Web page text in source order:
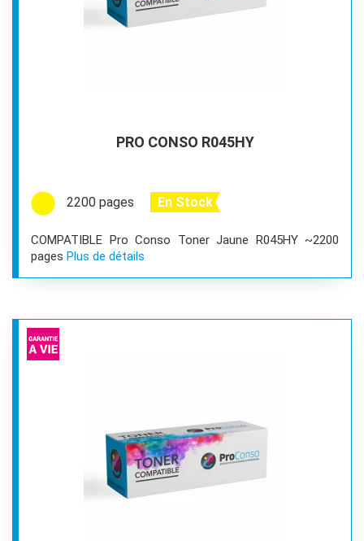
PRO CONSO R045HY
2200 pages En Stock
COMPATIBLE Pro Conso Toner Jaune R045HY ~2200
pages Plus de détails